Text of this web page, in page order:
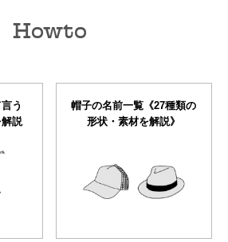
Howto
う
説
帽子の名前一覧《27種類の
形状・素材を解説》